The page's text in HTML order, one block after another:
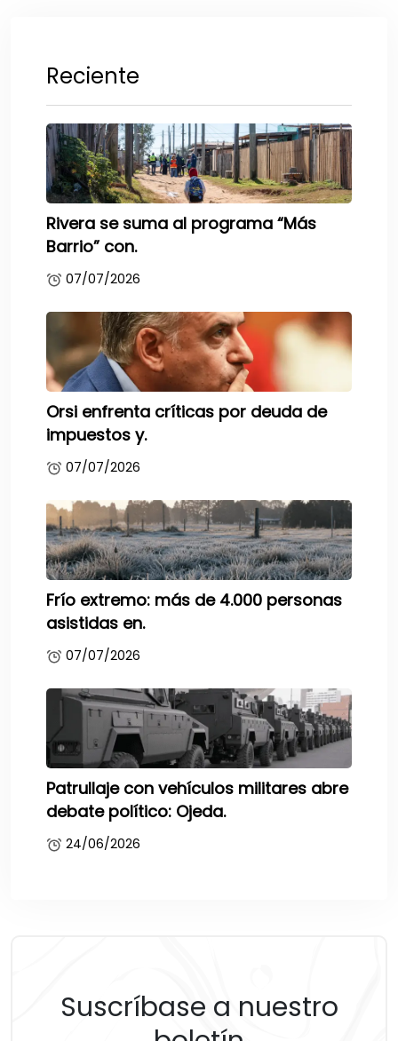
Reciente
Rivera se suma al programa “Más
Barrio” con.
07/07/2026
Orsi enfrenta críticas por deuda de
impuestos y.
07/07/2026
Frío extremo: más de 4.000 personas
asistidas en.
07/07/2026
Patrullaje con vehículos militares abre
debate político: Ojeda.
24/06/2026
Suscríbase a nuestro